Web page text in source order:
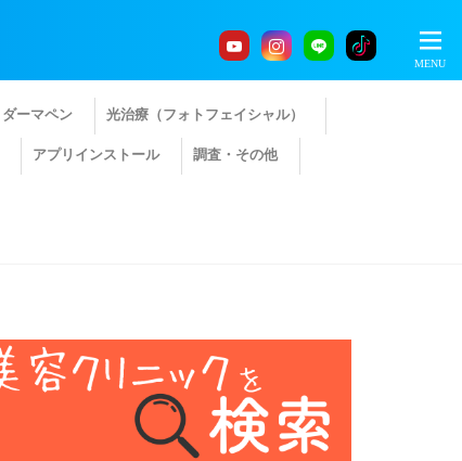
ダーマペン 光治療（フォトフェイシャル）
アプリインストール 調査・その他